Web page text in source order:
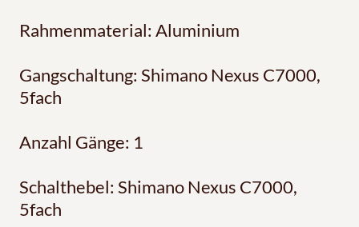
Rahmenmaterial: Aluminium
Gangschaltung: Shimano Nexus C7000,
5fach
Anzahl Gänge: 1
Schalthebel: Shimano Nexus C7000,
5fach